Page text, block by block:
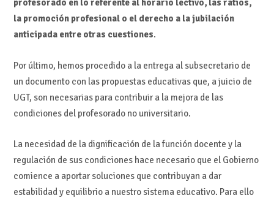
profesorado en lo referente al horario lectivo, las ratios,
la promoción profesional o el derecho a la jubilación
anticipada entre otras cuestiones.
Por último, hemos procedido a la entrega al subsecretario de
un documento con las propuestas educativas que, a juicio de
UGT, son necesarias para contribuir a la mejora de las
condiciones del profesorado no universitario.
La necesidad de la dignificación de la función docente y la
regulación de sus condiciones hace necesario que el Gobierno
comience a aportar soluciones que contribuyan a dar
estabilidad y equilibrio a nuestro sistema educativo. Para ello